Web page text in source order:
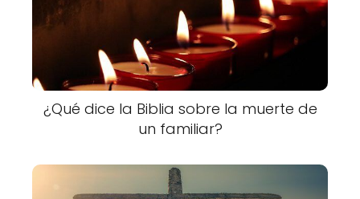
¿Qué dice la Biblia sobre la muerte de
un familiar?